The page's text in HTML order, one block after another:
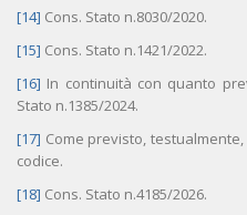
[14] Cons. Stato n.8030/2020.
[15] Cons. Stato n.1421/2022.
[16] In continuità con quanto
Stato n.1385/2024.
[17] Come previsto,
codice.
[18] Cons. Stato n.4185/2026.